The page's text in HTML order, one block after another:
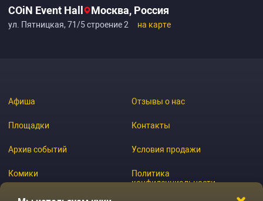
COiN Event Hall Москва, Россия
ул. Пятницкая, 71/5 строение 2 на карте
Афиша
Площадки
Архив событий
Комики
Журнал
Отзывы о нас
Контакты
Условия продажи
Политика
конфиденциальности